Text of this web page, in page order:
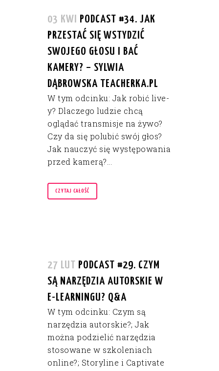
03 KWI
PODCAST #34. JAK
PRZESTAĆ SIĘ WSTYDZIĆ
SWOJEGO GŁOSU I BAĆ
KAMERY? – SYLWIA
DĄBROWSKA TEACHERKA.PL
W tym odcinku: Jak robić live-
y? Dlaczego ludzie chcą
oglądać transmisje na żywo?
Czy da się polubić swój głos?
Jak nauczyć się występowania
przed kamerą?...
CZYTAJ CAŁOŚĆ
27 LUT PODCAST #29. CZYM
SĄ NARZĘDZIA AUTORSKIE W
E-LEARNINGU? Q&A
W tym odcinku: Czym są
narzędzia autorskie?; Jak
można podzielić narzędzia
stosowane w szkoleniach
online?; Storyline i Captivate